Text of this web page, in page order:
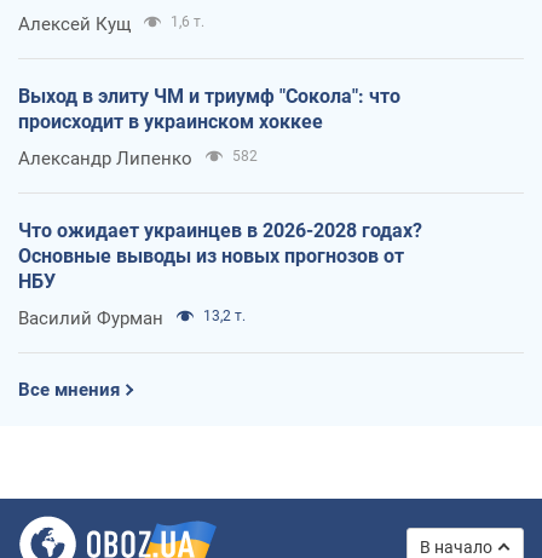
Алексей Кущ 1,6 т.
Выход в элиту ЧМ и триумф "Сокола": что
происходит в украинском хоккее
Александр Липенко 582
Что ожидает украинцев в 2026-2028 годах?
Основные выводы из новых прогнозов от
НБУ
Василий Фурман 13,2 т.
Все мнения
В начало